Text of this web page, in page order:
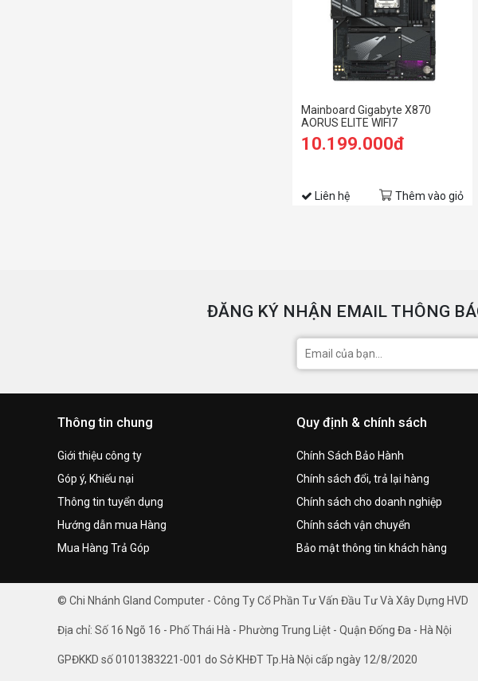
Mainboard Gigabyte X870
AORUS ELITE WIFI7
10.199.000đ
Liên hệ Thêm vào giỏ
ĐĂNG KÝ NHẬN EMAIL THÔNG
Thông tin chung
Giới thiệu công ty
Góp ý, Khiếu nại
Thông tin tuyển dụng
Hướng dẫn mua Hàng
Mua Hàng Trả Góp
Quy định & chính sách
Chính Sách Bảo Hành
Chính sách đổi, trả lại hàng
Chính sách cho doanh nghiệp
Chính sách vận chuyển
Bảo mật thông tin khách hàng
© Chi Nhánh Gland Computer - Công Ty Cổ Phần Tư Vấn Đầu Tư Và Xây Dựng HVD
Địa chỉ: Số 16 Ngõ 16 - Phố Thái Hà - Phường Trung Liệt - Quận Đống Đa - Hà Nội
GPĐKKD số 0101383221-001 do Sở KHĐT Tp.Hà Nội cấp ngày 12/8/2020